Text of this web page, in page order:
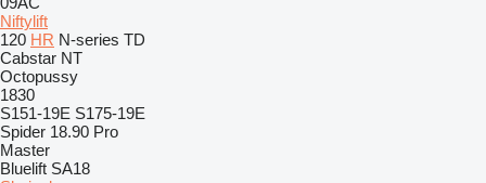
Niftylift
120 HR N-series TD
Cabstar NT
Octopussy
1830
S151-19E S175-19E
Spider 18.90 Pro
Master
Bluelift SA18